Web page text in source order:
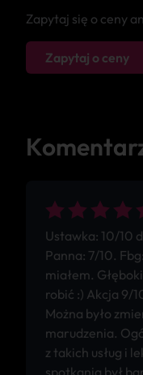
Zapytaj się o ceny
Zapytaj o ceny
Ustawka: 10/10
Panna: 7/10.
miałem.
robić :) Akcja 9/
Można było
marudzenia.
z takich usług i
spotkania był